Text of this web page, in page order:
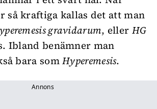
så kraftiga kallas det att man
gravidarum, eller HG
Ibland benämner man
bara somHyperemesis.
Annons